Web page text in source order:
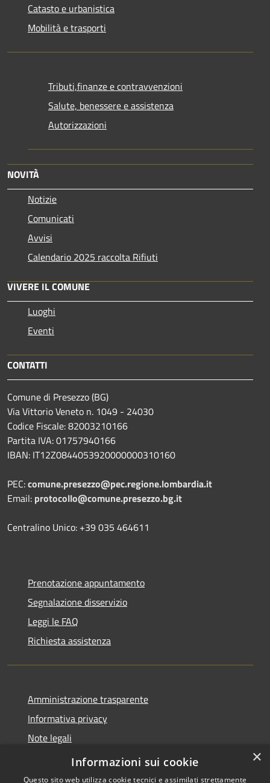
Catasto e urbanistica
Mobilità e trasporti
Tributi,finanze e contravvenzioni
Salute, benessere e assistenza
Autorizzazioni
NOVITÀ
Notizie
Comunicati
Avvisi
Calendario 2025 raccolta Rifiuti
VIVERE IL COMUNE
Luoghi
Eventi
CONTATTI
Comune di Presezzo (BG)
Via Vittorio Veneto n. 1049 - 24030
Codice Fiscale: 82003210166
Partita IVA: 01757940166
IBAN: IT12Z0844053920000000310160
PEC:comune.presezzo@pec.regione.lombardia.it
Email: protocollo@comune.presezzo.bg.it
Centralino Unico: +39 035 464611
Prenotazione appuntamento
Segnalazione disservizio
Leggi le FAQ
Richiesta assistenza
Amministrazione trasparente
Informativa privacy
Note legali
Dichiarazione di accessibilità
×
Informazioni sui cookie
Questo sito web utilizza cookie tecnici e assimilati strettamente